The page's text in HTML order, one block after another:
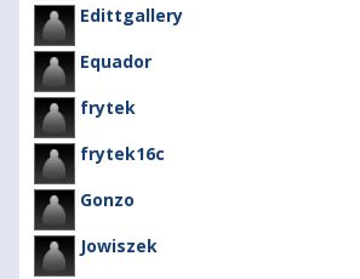
Edittgallery
Equador
frytek
frytek16c
Gonzo
Jowiszek